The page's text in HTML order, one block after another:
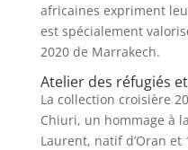
africaines expriment
est spécialement
2020 de Marrakech.
Atelier des réfugiés
La collection croisière
Chiuri, un hommage à
Laurent, natif d’Oran et